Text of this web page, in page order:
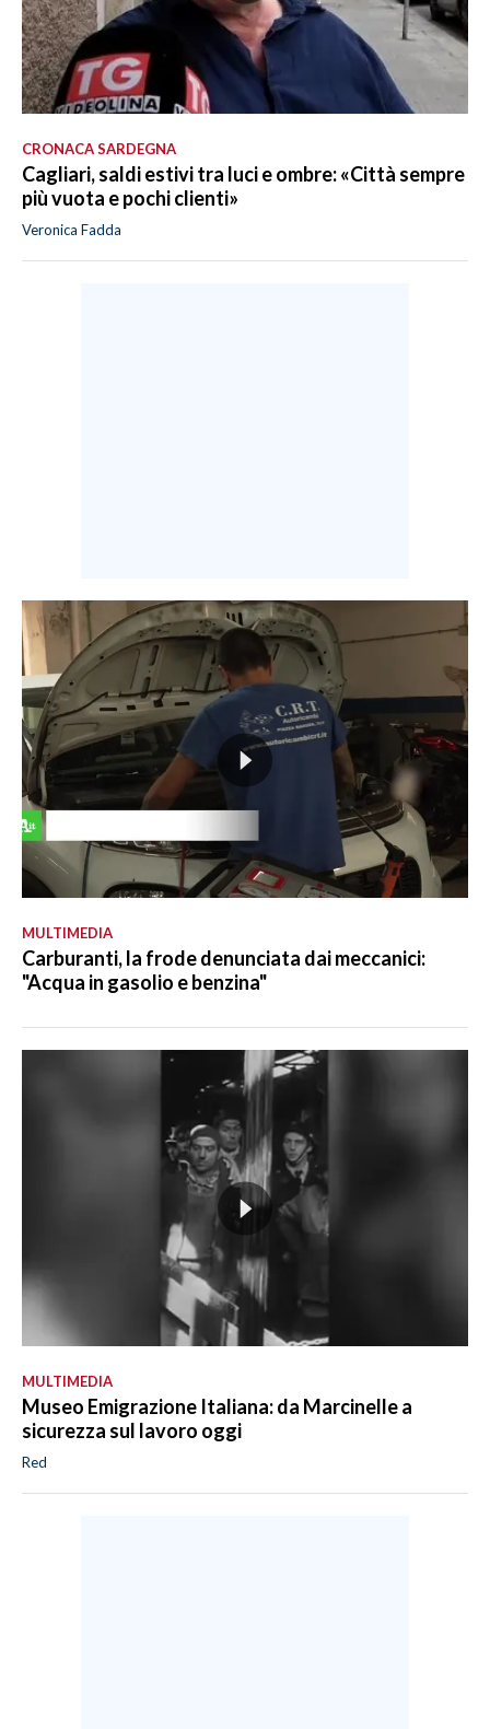
CRONACA SARDEGNA
Cagliari, saldi estivi tra luci e ombre: «Città sempre
più vuota e pochi clienti»
Veronica Fadda
MULTIMEDIA
Carburanti, la frode denunciata dai meccanici:
"Acqua in gasolio e benzina"
MULTIMEDIA
Museo Emigrazione Italiana: da Marcinelle a
sicurezza sul lavoro oggi
Red